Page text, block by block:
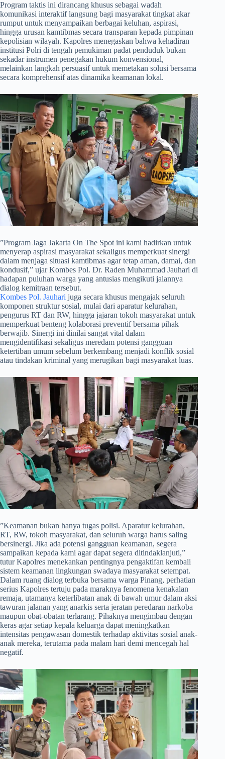
​Program taktis ini dirancang khusus sebagai wadah
komunikasi interaktif langsung bagi masyarakat tingkat akar
rumput untuk menyampaikan berbagai keluhan, aspirasi,
hingga urusan kamtibmas secara transparan kepada pimpinan
kepolisian wilayah. Kapolres menegaskan bahwa kehadiran
institusi Polri di tengah pemukiman padat penduduk bukan
sekadar instrumen penegakan hukum konvensional,
melainkan langkah persuasif untuk memetakan solusi bersama
secara komprehensif atas dinamika keamanan lokal.
​”Program Jaga Jakarta On The Spot ini kami hadirkan untuk
menyerap aspirasi masyarakat sekaligus memperkuat sinergi
dalam menjaga situasi kamtibmas agar tetap aman, damai, dan
kondusif,” ujar Kombes Pol. Dr. Raden Muhammad Jauhari di
hadapan puluhan warga yang antusias mengikuti jalannya
dialog kemitraan tersebut.
Kombes Pol. Jauhari juga secara khusus mengajak seluruh
komponen struktur sosial, mulai dari aparatur kelurahan,
pengurus RT dan RW, hingga jajaran tokoh masyarakat untuk
memperkuat benteng kolaborasi preventif bersama pihak
berwajib. Sinergi ini dinilai sangat vital dalam
mengidentifikasi sekaligus meredam potensi gangguan
ketertiban umum sebelum berkembang menjadi konflik sosial
atau tindakan kriminal yang merugikan bagi masyarakat luas.
​”Keamanan bukan hanya tugas polisi. Aparatur kelurahan,
RT, RW, tokoh masyarakat, dan seluruh warga harus saling
bersinergi. Jika ada potensi gangguan keamanan, segera
sampaikan kepada kami agar dapat segera ditindaklanjuti,”
tutur Kapolres menekankan pentingnya pengaktifan kembali
sistem keamanan lingkungan swadaya masyarakat setempat.
Dalam ruang dialog terbuka bersama warga Pinang, perhatian
serius Kapolres tertuju pada maraknya fenomena kenakalan
remaja, utamanya keterlibatan anak di bawah umur dalam aksi
tawuran jalanan yang anarkis serta jeratan peredaran narkoba
maupun obat-obatan terlarang. Pihaknya mengimbau dengan
keras agar setiap kepala keluarga dapat meningkatkan
intensitas pengawasan domestik terhadap aktivitas sosial anak-
anak mereka, terutama pada malam hari demi mencegah hal
negatif.